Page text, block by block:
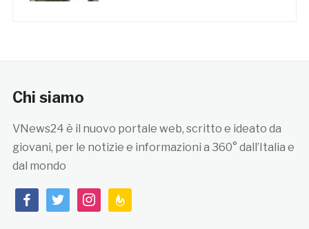
Chi siamo
VNews24 è il nuovo portale web, scritto e ideato da
giovani, per le notizie e informazioni a 360° dall’Italia e
dal mondo
facebooktwitterinstagramfeedburner